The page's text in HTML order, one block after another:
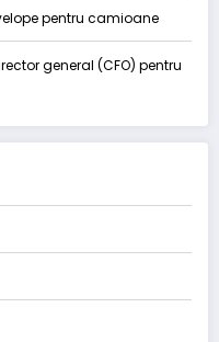
pentru camioane
general (CFO) pentru